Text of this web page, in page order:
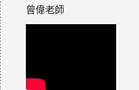
曾偉老師